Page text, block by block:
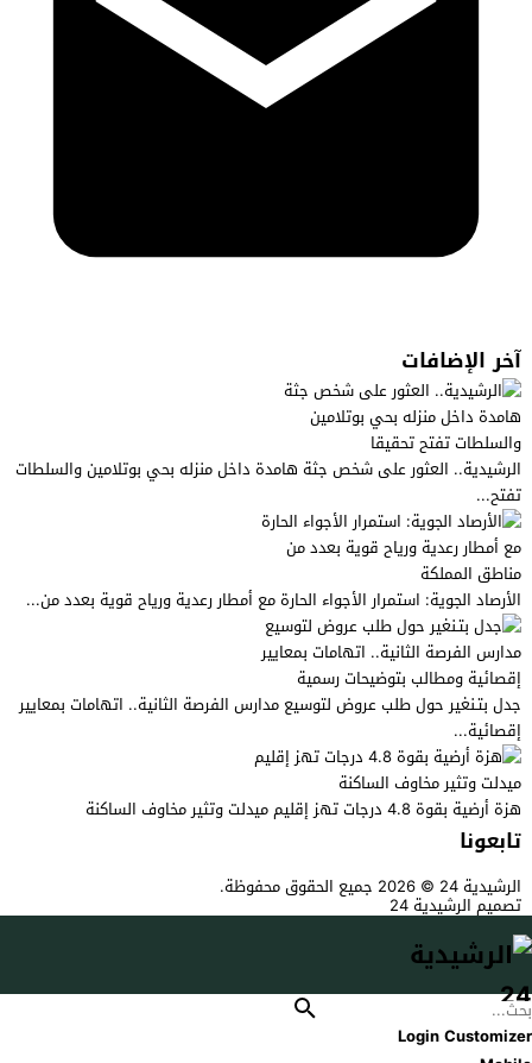
آخر الإضافات
الرشيدية.. العثور على شخص جثة هامدة داخل منزله بحي بوتلامين والسلطات
تفتح...
الأرصاد الجوية: استمرار الأجواء الحارة مع أمطار رعدية ورياح قوية بعدد من...
جدل بتـنغير حول طلب عروض لتوسيع مدارس الفرصة الثانية.. اتهامات بمعايير
إقصائية...
هزة أرضية بقوة 4.8 درجات تهز إقليم ميدلت وتثير مخاوف الساكنة
تابعونا
الرشيدية 24 © 2026 جميع الحقوق محفوظة.
تصميم الرشيدية 24
Login Customizer